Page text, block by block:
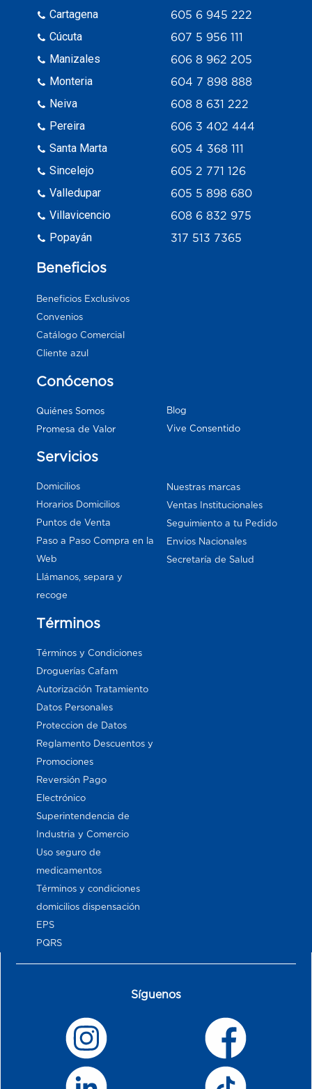
Cartagena
Cúcuta
Manizales
Monteria
Neiva
Pereira
Santa Marta
Sincelejo
Valledupar
Villavicencio
Popayán
605 6 945 222
607 5 956 111
606 8 962 205
604 7 898 888
608 8 631 222
606 3 402 444
605 4 368 111
605 2 771 126
605 5 898 680
608 6 832 975
317 513 7365
Beneficios
Beneficios Exclusivos
Convenios
Catálogo Comercial
Cliente azul
Conócenos
Quiénes Somos
Promesa de Valor
Blog
Vive Consentido
Servicios
Domicilios
Horarios Domicilios
Puntos de Venta
Paso a Paso Compra en la
Web
Llámanos, separa y
recoge
Nuestras marcas
Ventas Institucionales
Seguimiento a tu Pedido
Envios Nacionales
Secretaría de Salud
Términos
Términos y Condiciones
Droguerías Cafam
Autorización Tratamiento
Datos Personales
Proteccion de Datos
Reglamento Descuentos y
Promociones
Reversión Pago
Electrónico
Superintendencia de
Industria y Comercio
Uso seguro de
medicamentos
Términos y condiciones
domicilios dispensación
EPS
PQRS
Síguenos